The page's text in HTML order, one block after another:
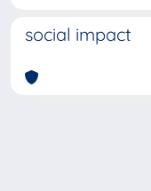
social impact